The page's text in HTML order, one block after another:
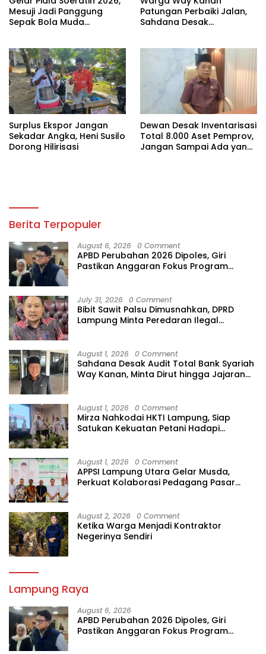
Mesuji Jadi Panggung
Sepak Bola Muda
Patungan Perbaiki Jalan,
Sahdana Desak
Surplus Ekspor Jangan
Sekadar Angka, Heni Susilo
Dorong Hilirisasi
Dewan Desak Inventarisasi
Total 8.000 Aset Pemprov,
Jangan Sampai Ada yang
Berita Terpopuler
August 6, 2026 0 Comment
APBD Perubahan 2026 Dipoles, Giri
Pastikan Anggaran Fokus Program
July 31, 2026 0 Comment
Bibit Sawit Palsu Dimusnahkan, DPRD
Lampung Minta Peredaran Ilegal
August 1, 2026 0 Comment
Sahdana Desak Audit Total Bank Syariah
Way Kanan, Minta Dirut hingga Jajaran
August 1, 2026 0 Comment
Mirza Nahkodai HKTI Lampung, Siap
Satukan Kekuatan Petani Hadapi
August 1, 2026 0 Comment
APPSI Lampung Utara Gelar Musda,
Perkuat Kolaborasi Pedagang Pasar
August 2, 2026 0 Comment
Ketika Warga Menjadi Kontraktor
Negerinya Sendiri
Lampung Raya
August 6, 2026
APBD Perubahan 2026 Dipoles, Giri
Pastikan Anggaran Fokus Program